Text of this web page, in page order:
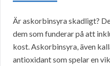
Är askorbinsyra skadligt?
dem som funderar på att
kost. Askorbinsyra, även
antioxidant som spelar en